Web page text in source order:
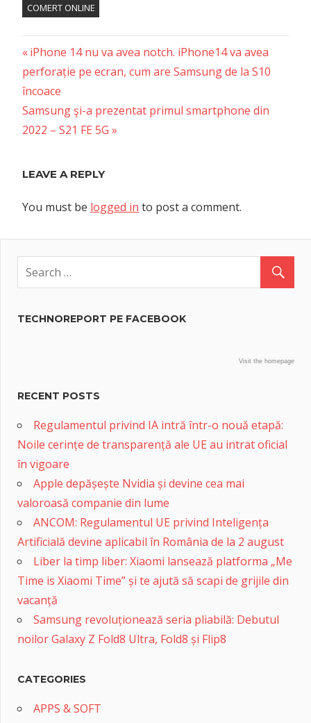
COMERT ONLINE
Post
navigation
Previous
Post:
iPhone 14 nu va avea notch. iPhone14 va avea
perforație pe ecran, cum are Samsung de la S10
încoace
Next
Post:
Samsung şi-a prezentat primul smartphone din
2022 – S21 FE 5G
LEAVE A REPLY
You must be logged in to post a comment.
TECHNOREPORT PE FACEBOOK
Visit the homepage
RECENT POSTS
Regulamentul privind IA intră într-o nouă etapă:
Noile cerințe de transparență ale UE au intrat oficial
în vigoare
Apple depășește Nvidia și devine cea mai
valoroasă companie din lume
ANCOM: Regulamentul UE privind Inteligența
Artificială devine aplicabil în România de la 2 august
Liber la timp liber: Xiaomi lansează platforma „Me
Time is Xiaomi Time” și te ajută să scapi de grijile din
vacanță
Samsung revoluționează seria pliabilă: Debutul
noilor Galaxy Z Fold8 Ultra, Fold8 și Flip8
CATEGORIES
APPS & SOFT